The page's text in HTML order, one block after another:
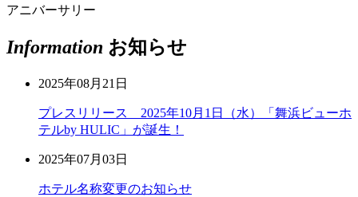
アニバーサリー
Information お知らせ
2025年08月21日
プレスリリース 2025年10月1日（水）「舞浜ビューホ
テルby HULIC」が誕生！
2025年07月03日
ホテル名称変更のお知らせ